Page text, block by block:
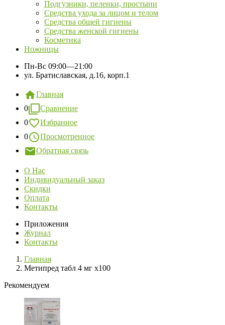
Подгузники, пеленки, простыни
Средства ухода за лицом и телом
Средства общей гигиены
Средства женской гигиены
Косметика
Ножницы
Пн-Вс 09:00—21:00
ул. Братиславская, д.16, корп.1
Главная
0
Сравнение
0
Избранное
0
Просмотренное
Обратная связь
О Нас
Индивидуальный заказ
Скидки
Оплата
Контакты
Приложения
Журнал
Контакты
Главная
Метипред табл 4 мг х100
Рекомендуем